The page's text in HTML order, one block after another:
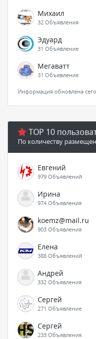
Михаил
32 Объявления
Эдуард
31 Объявление
Мегаватт
31 Объявление
Информация обновлена
TOP 10
По количеству
Евгений
979 Объявлений
Ирина
974 Объявления
koemz@mail.ru
903 Объявления
Елена
388 Объявлений
Андрей
332 Объявления
Сергей
271 Объявление
Сергей
233 Объявления